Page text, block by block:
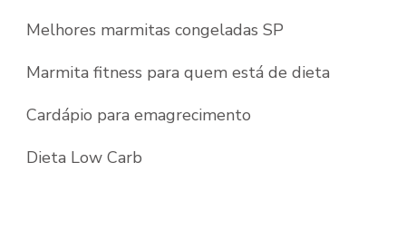
Melhores marmitas congeladas SP
Marmita fitness para quem está de dieta
Cardápio para emagrecimento
Dieta Low Carb